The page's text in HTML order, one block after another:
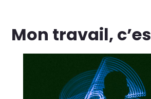
Mon travail,